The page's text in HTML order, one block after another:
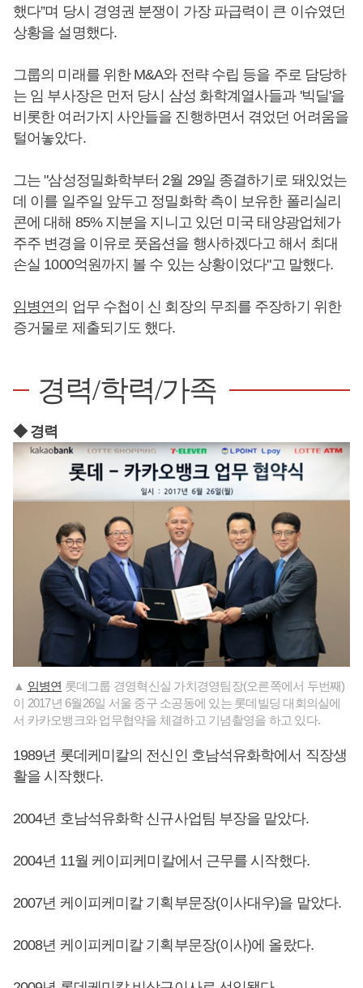
했다”며 당시 경영권 분쟁이 가장 파급력이 큰 이슈였던
상황을 설명했다.
그룹의 미래를 위한 M&A와 전략 수립 등을 주로 담당하
는 임 부사장은 먼저 당시 삼성 화학계열사들과 '빅딜'을
비롯한 여러가지 사안들을 진행하면서 겪었던 어려움을
털어놓았다.
그는 "삼성정밀화학부터 2월 29일 종결하기로 돼있었는
데 이를 일주일 앞두고 정밀화학 측이 보유한 폴리실리
콘에 대해 85% 지분을 지니고 있던 미국 태양광업체가
주주 변경을 이유로 풋옵션을 행사하겠다고 해서 최대
손실 1000억원까지 볼 수 있는 상황이었다"고 말했다.
임병연의 업무 수첩이 신 회장의 무죄를 주장하기 위한
증거물로 제출되기도 했다.
경력/학력/가족
◆ 경력
▲ 임병연 롯데그룹 경영혁신실 가치경영팀장(오른쪽에서 두번째)
이 2017년 6월26일 서울 중구 소공동에 있는 롯데빌딩 대회의실에
서 카카오뱅크와 업무협약을 체결하고 기념촬영을 하고 있다.
1989년 롯데케미칼의 전신인 호남석유화학에서 직장생
활을 시작했다.
2004년 호남석유화학 신규사업팀 부장을 맡았다.
2004년 11월 케이피케미칼에서 근무를 시작했다.
2007년 케이피케미칼 기획부문장(이사대우)을 맡았다.
2008년 케이피케미칼 기획부문장(이사)에 올랐다.